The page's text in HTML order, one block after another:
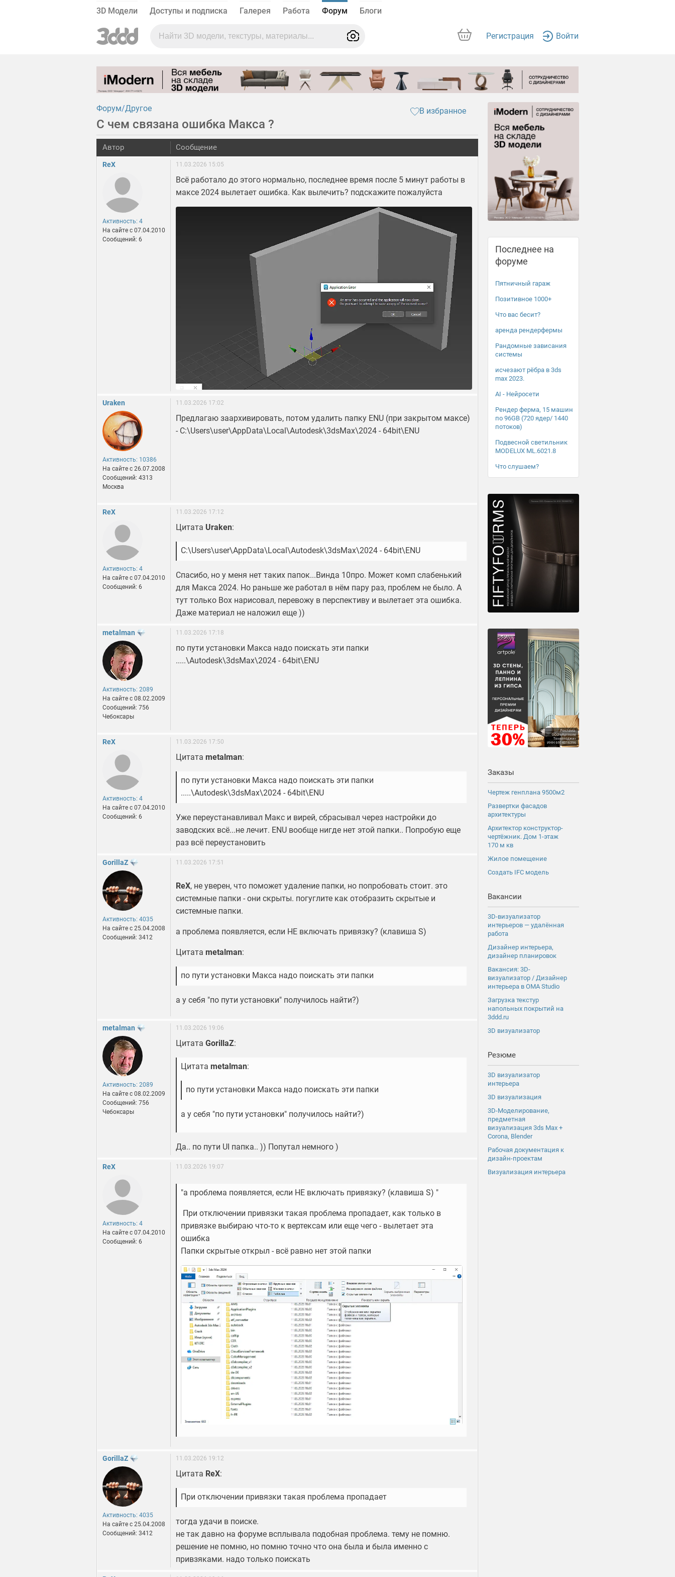
3D Модели Доступы и подписка Галерея Работа Форум Блоги
Регистрация Войти
Форум Другое В избранное
С чем связана ошибка Макса ?
Автор Сообщение
ReX
Активность: 4
На сайте c 07.04.2010
Сообщений: 6
11.03.2026 15:05
Всё работало до этого нормально, последнее время после 5 минут работы в
максе 2024 вылетает ошибка. Как вылечить? подскажите пожалуйста
Uraken
Активность: 10386
На сайте c 26.07.2008
Сообщений: 4313
Москва
11.03.2026 17:02
Предлагаю заархивировать, потом удалить папку ENU (при закрытом максе)
- C:\Users\user\AppData\Local\Autodesk\3dsMax\2024 - 64bit\ENU
ReX
Активность: 4
На сайте c 07.04.2010
Сообщений: 6
11.03.2026 17:12
Цитата Uraken:
C:\Users\user\AppData\Local\Autodesk\3dsMax\2024 - 64bit\ENU
Спасибо, но у меня нет таких папок...Винда 10про. Может комп слабенький
для Макса 2024. Но раньше же работал в нём пару раз, проблем не было. А
тут только Box нарисовал, перевожу в перспективу и вылетает эта ошибка.
Даже материал не наложил еще ))
metalman
Активность: 2089
На сайте c 08.02.2009
Сообщений: 756
Чебоксары
11.03.2026 17:18
по пути установки Макса надо поискать эти папки
.....\Autodesk\3dsMax\2024 - 64bit\ENU
ReX
Активность: 4
На сайте c 07.04.2010
Сообщений: 6
11.03.2026 17:50
Цитата metalman:
по пути установки Макса надо поискать эти папки
.....\Autodesk\3dsMax\2024 - 64bit\ENU
Уже переустанавливал Макс и вирей, сбрасывал через настройки до
заводских всё...не лечит. ENU вообще нигде нет этой папки.. Попробую еще
раз всё переустановить
GorillaZ
Активность: 4035
На сайте c 25.04.2008
Сообщений: 3412
11.03.2026 17:51
ReX, не уверен, что поможет удаление папки, но попробовать стоит. это
системные папки - они скрыты. погуглите как отобразить скрытые и
системные папки.
а проблема появляется, если НЕ включать привязку? (клавиша S)
Цитата metalman:
по пути установки Макса надо поискать эти папки
а у себя "по пути установки" получилось найти?)
metalman
Активность: 2089
На сайте c 08.02.2009
Сообщений: 756
Чебоксары
11.03.2026 19:06
Цитата GorillaZ:
Цитата metalman:
по пути установки Макса надо поискать эти папки
а у себя "по пути установки" получилось найти?)
Да.. по пути UI папка.. )) Попутал немного )
ReX
Активность: 4
На сайте c 07.04.2010
Сообщений: 6
11.03.2026 19:07
"а проблема появляется, если НЕ включать привязку? (клавиша S) "
При отключении привязки такая проблема пропадает, как только в
привязке выбираю что-то к вертексам или еще чего - вылетает эта
ошибка
Папки скрытые открыл - всё равно нет этой папки
GorillaZ
Активность: 4035
На сайте c 25.04.2008
Сообщений: 3412
11.03.2026 19:12
Цитата ReX:
При отключении привязки такая проблема пропадает
тогда удачи в поиске.
не так давно на форуме всплывала подобная проблема. тему не помню.
решение не помню, но помню точно что она была и была именно с
привзяками. надо только поискать
Последнее на
форуме
Пятничный гараж
Позитивное 1000+
Что вас бесит?
аренда рендерфермы
Рандомные зависания
системы
исчезают рёбра в 3ds
max 2023.
AI - Нейросети
Рендер ферма, 15 машин
по 96GB (720 ядер/ 1440
потоков)
Подвесной светильник
MODELUX ML.6021.8
Что слушаем?
Заказы
Чертеж генплана 9500м2
Развертки фасадов
архитектуры
Архитектор конструктор-
чертёжник. Дом 1-этаж
170 м кв
Жилое помещение
Создать IFC модель
Вакансии
3D-визуализатор
интерьеров — удалённая
работа
Дизайнер интерьера,
дизайнер планировок
Вакансия: 3D-
визуализатор / Дизайнер
интерьера в OMA Studio
Загрузка текстур
напольных покрытий на
3ddd.ru
3D визуализатор
Резюме
3D визуализатор
интерьера
3D визуализация
3D-Моделирование,
предметная
визуализация 3ds Max +
Corona, Blender
Рабочая документация к
дизайн-проектам
Визуализация интерьера